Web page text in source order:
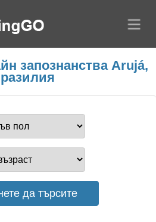
запознанства Arujá,